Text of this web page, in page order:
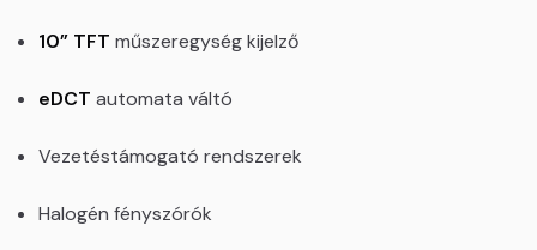
10” TFT műszeregység kijelző
eDCT automata váltó
Vezetéstámogató rendszerek
Halogén fényszórók